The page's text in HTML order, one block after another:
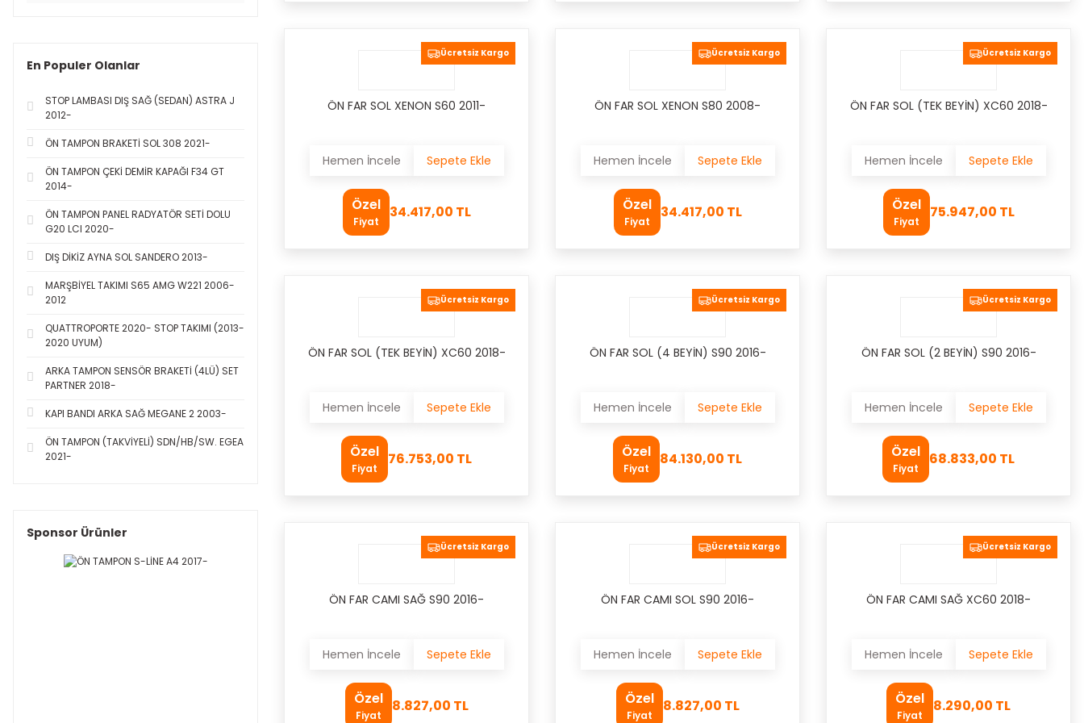
En Populer Olanlar
STOP LAMBASI DIŞ SAĞ (SEDAN) ASTRA J
2012-
ÖN TAMPON BRAKETİ SOL 308 2021-
ÖN TAMPON ÇEKİ DEMİR KAPAĞI F34 GT
2014-
ÖN TAMPON PANEL RADYATÖR SETİ DOLU
G20 LCI 2020-
DIŞ DİKİZ AYNA SOL SANDERO 2013-
MARŞBİYEL TAKIMI S65 AMG W221 2006-
2012
QUATTROPORTE 2020- STOP TAKIMI (2013-
2020 UYUM)
ARKA TAMPON SENSÖR BRAKETİ (4LÜ) SET
PARTNER 2018-
KAPI BANDI ARKA SAĞ MEGANE 2 2003-
ÖN TAMPON (TAKVİYELİ) SDN/HB/SW. EGEA
2021-
Sponsor Ürünler
Ücretsiz Kargo
ÖN FAR SOL XENON S60 2011-
Hemen İncele Sepete Ekle
Özel
Fiyat
34.417,00 TL
Ücretsiz Kargo
ÖN FAR SOL XENON S80 2008-
Hemen İncele Sepete Ekle
Özel
Fiyat
34.417,00 TL
Ücretsiz Kargo
ÖN FAR SOL (TEK BEYİN) XC60 2018-
Hemen İncele Sepete Ekle
Özel
Fiyat
75.947,00 TL
Ücretsiz Kargo
ÖN FAR SOL (TEK BEYİN) XC60 2018-
Hemen İncele Sepete Ekle
Özel
Fiyat
76.753,00 TL
Ücretsiz Kargo
ÖN FAR SOL (4 BEYİN) S90 2016-
Hemen İncele Sepete Ekle
Özel
Fiyat
84.130,00 TL
Ücretsiz Kargo
ÖN FAR SOL (2 BEYİN) S90 2016-
Hemen İncele Sepete Ekle
Özel
Fiyat
68.833,00 TL
Ücretsiz Kargo
ÖN FAR CAMI SAĞ S90 2016-
Hemen İncele Sepete Ekle
Özel
Fiyat
8.827,00 TL
Ücretsiz Kargo
ÖN FAR CAMI SOL S90 2016-
Hemen İncele Sepete Ekle
Özel
Fiyat
8.827,00 TL
Ücretsiz Kargo
ÖN FAR CAMI SAĞ XC60 2018-
Hemen İncele Sepete Ekle
Özel
Fiyat
8.290,00 TL